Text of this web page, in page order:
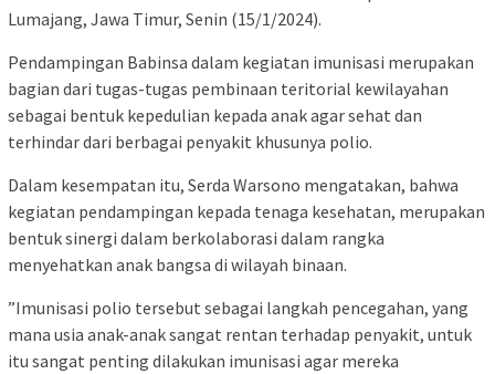
Lumajang, Jawa Timur, Senin (15/1/2024).
Pendampingan Babinsa dalam kegiatan imunisasi merupakan
bagian dari tugas-tugas pembinaan teritorial kewilayahan
sebagai bentuk kepedulian kepada anak agar sehat dan
terhindar dari berbagai penyakit khusunya polio.
Dalam kesempatan itu, Serda Warsono mengatakan, bahwa
kegiatan pendampingan kepada tenaga kesehatan, merupakan
bentuk sinergi dalam berkolaborasi dalam rangka
menyehatkan anak bangsa di wilayah binaan.
”Imunisasi polio tersebut sebagai langkah pencegahan, yang
mana usia anak-anak sangat rentan terhadap penyakit, untuk
itu sangat penting dilakukan imunisasi agar mereka